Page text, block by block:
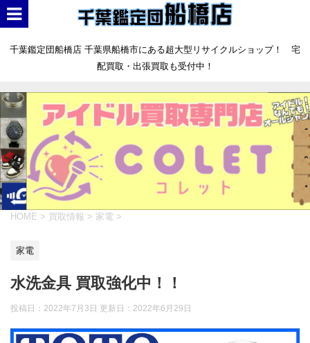
千葉鑑定団船橋店 千葉県船橋市にある超大型リサイクルショップ！ 宅
配買取・出張買取も受付中！
HOME > 買取情報 > 家電 >
家電
水洗金具 買取強化中！！
投稿日：2022年7月3日 更新日： 2022年6月29日